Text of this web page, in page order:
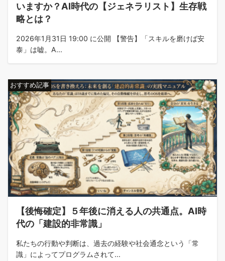
いますか？AI時代の【ジェネラリスト】生存戦
略とは？
2026年1月31日 19:00 に公開 【警告】「スキルを磨けば安
泰」は嘘。A...
おすすめ記事
【後悔確定】５年後に消える人の共通点。AI時
代の「建設的非常識」
私たちの行動や判断は、過去の経験や社会通念という「常
識」によってプログラムされて...